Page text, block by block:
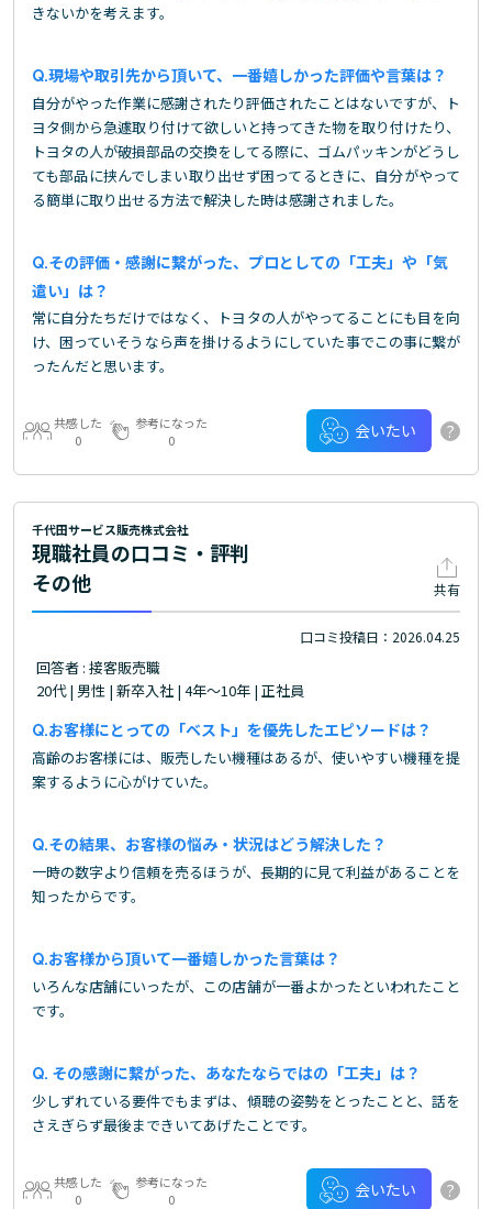
きないかを考えます。
現場や取引先から頂いて、一番嬉しかった評価や言葉は？
自分がやった作業に感謝されたり評価されたことはないですが、ト
ヨタ側から急遽取り付けて欲しいと持ってきた物を取り付けたり、
トヨタの人が破損部品の交換をしてる際に、ゴムパッキンがどうし
ても部品に挟んでしまい取り出せず困ってるときに、自分がやって
る簡単に取り出せる方法で解決した時は感謝されました。
その評価・感謝に繋がった、プロとしての「工夫」や「気
遣い」は？
常に自分たちだけではなく、トヨタの人がやってることにも目を向
け、困っていそうなら声を掛けるようにしていた事でこの事に繋が
ったんだと思います。
共感した
0
参考になった
0
会いたい ?
千代田サービス販売株式会社
現職社員の口コミ・評判
その他
共有
口コミ投稿日：2026.04.25
回答者 : 接客販売職
20代 | 男性 | 新卒入社 | 4年～10年 | 正社員
お客様にとっての「ベスト」を優先したエピソードは？
高齢のお客様には、販売したい機種はあるが、使いやすい機種を提
案するように心がけていた。
その結果、お客様の悩み・状況はどう解決した？
一時の数字より信頼を売るほうが、長期的に見て利益があることを
知ったからです。
お客様から頂いて一番嬉しかった言葉は？
いろんな店舗にいったが、この店舗が一番よかったといわれたこと
です。
その感謝に繋がった、あなたならではの「工夫」は？
少しずれている要件でもまずは、傾聴の姿勢をとったことと、話を
さえぎらず最後まできいてあげたことです。
共感した
0
参考になった
0
会いたい ?